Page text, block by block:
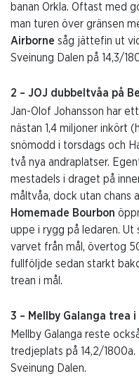
banan Orkla. Oftast med
man turen över gränsen
Airborne såg jättefin ut
Sveinung Dalen på 14,3/
2 – JOJ dubbeltvåa på
Jan-Olof Johansson har
nästan 1,4 miljoner inkört
snömodd i torsdags och
två nya andraplatser.
mestadels i draget på
måltvåa, dock utan chans
Homemade Bourbon
uppe i rygg på ledaren. Ut
varvet från mål, övertog
fullföljde sedan starkt
trean i mål.
3 – Mellby Galanga trea i
Mellby Galanga reste
tredjeplats på 14,2/
Sveinung Dalen.